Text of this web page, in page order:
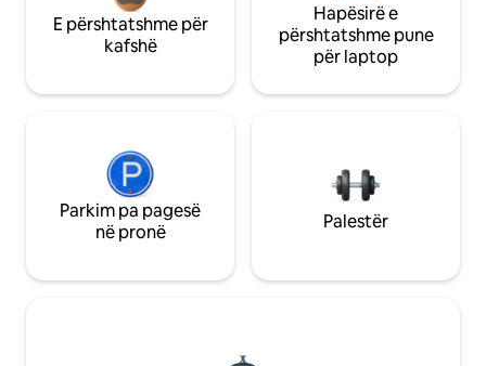
E përshtatshme për
kafshë
Hapësirë e
përshtatshme pune
për laptop
Parkim pa pagesë
në pronë
Palestër